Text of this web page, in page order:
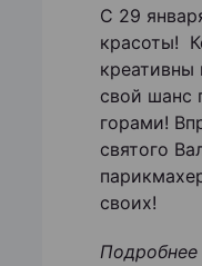
С 29
красоты!
свой шанс
горами!
святого
своих!
Подробнее